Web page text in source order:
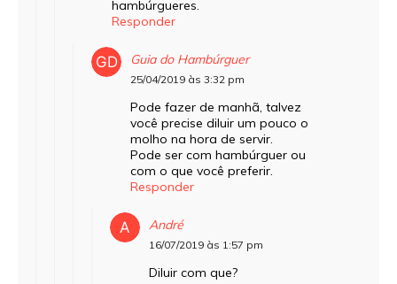
hambúrgueres.
Responder
Guia do Hambúrguer
25/04/2019 às 3:32 pm
Pode fazer de manhã, talvez
você precise diluir um pouco o
molho na hora de servir.
Pode ser com hambúrguer ou
com o que você preferir.
Responder
André
16/07/2019 às 1:57 pm
Diluir com que?